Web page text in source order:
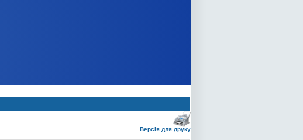
Версія для друку